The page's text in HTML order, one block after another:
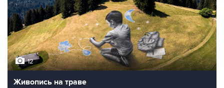
12
Живопись на траве